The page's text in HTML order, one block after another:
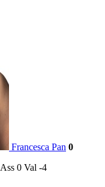
Francesca Pan 0
Ass 0 Val -4